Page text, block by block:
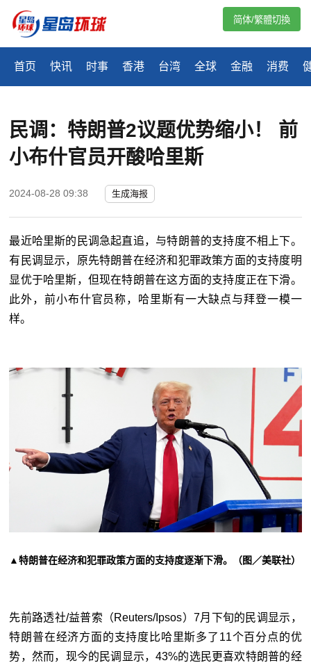
首页 快讯 时事 香港 台湾 全球 金融 消费
简体/繁體切換
民调：特朗普2议题优势缩小！ 前
小布什官员开酸哈里斯
2024-08-28 09:38 生成海报
最近哈里斯的民调急起直追，与特朗普的支持度不相上下。
有民调显示，原先特朗普在经济和犯罪政策方面的支持度明
显优于哈里斯，但现在特朗普在这方面的支持度正在下滑。
此外，前小布什官员称，哈里斯有一大缺点与拜登一模一
样。
▲特朗普在经济和犯罪政策方面的支持度逐渐下滑。（图／美联社）
先前路透社/益普索（Reuters/Ipsos）7月下旬的民调显示，
特朗普在经济方面的支持度比哈里斯多了11个百分点的优
势，然而，现今的民调显示，43%的选民更喜欢特朗普的经